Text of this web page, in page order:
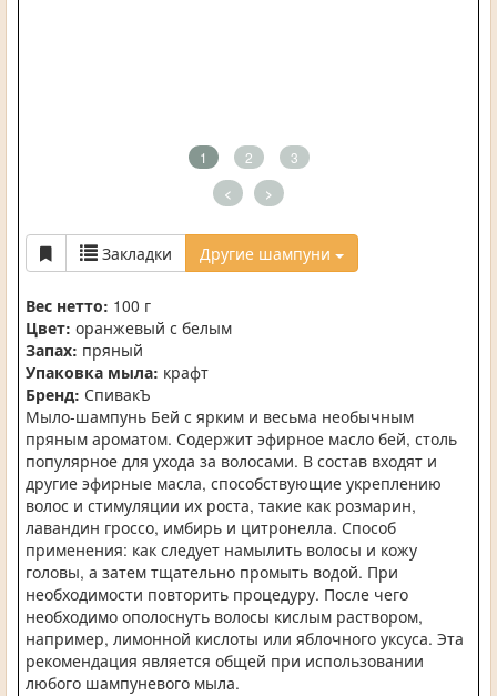
1 2 3
< >
Закладки Другие шампуни
Вес нетто: 100 г
Цвет: оранжевый с белым
Запах: пряный
Упаковка мыла: крафт
Бренд: СпивакЪ
Мыло-шампунь Бей с ярким и весьма необычным
пряным ароматом. Содержит эфирное масло бей, столь
популярное для ухода за волосами. В состав входят и
другие эфирные масла, способствующие укреплению
волос и стимуляции их роста, такие как розмарин,
лавандин гроссо, имбирь и цитронелла. Способ
применения: как следует намылить волосы и кожу
головы, а затем тщательно промыть водой. При
необходимости повторить процедуру. После чего
необходимо ополоснуть волосы кислым раствором,
например, лимонной кислоты или яблочного уксуса. Эта
рекомендация является общей при использовании
любого шампуневого мыла.